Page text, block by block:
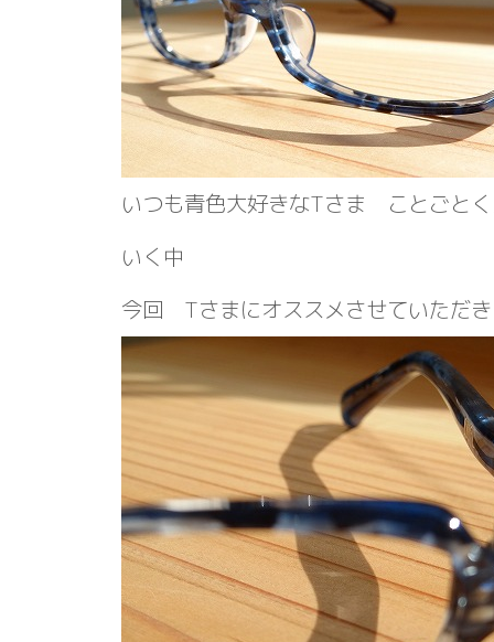
いつも青色大好きなTさま ことごと
いく中
今回 Tさまにオススメさせていただ